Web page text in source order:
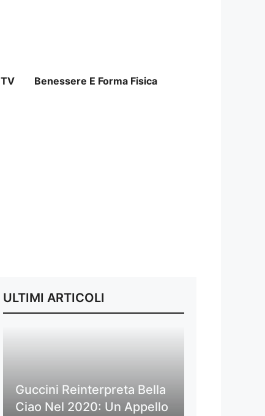
TV Benessere E Forma Fisica
ULTIMI ARTICOLI
Guccini Reinterpreta Bella
Ciao Nel 2020: Un Appello